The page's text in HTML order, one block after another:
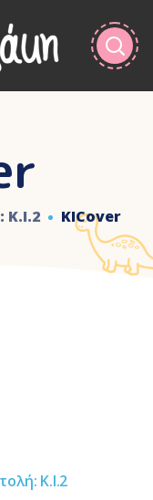
KICover
Κ.Ι.2